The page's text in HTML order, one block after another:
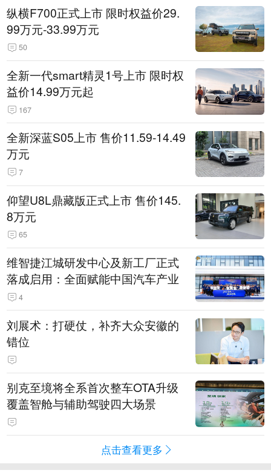
纵横F700正式上市 限时权益价29.
99万元-33.99万元
50
全新一代smart精灵1号上市 限时权
益价14.99万元起
167
全新深蓝S05上市 售价11.59-14.49
万元
7
仰望U8L鼎藏版正式上市 售价145.
8万元
65
维智捷江城研发中心及新工厂正式
落成启用：全面赋能中国汽车产业
4
刘展术：打硬仗，补齐大众安徽的
错位
别克至境将全系首次整车OTA升级
覆盖智舱与辅助驾驶四大场景
点击查看更多